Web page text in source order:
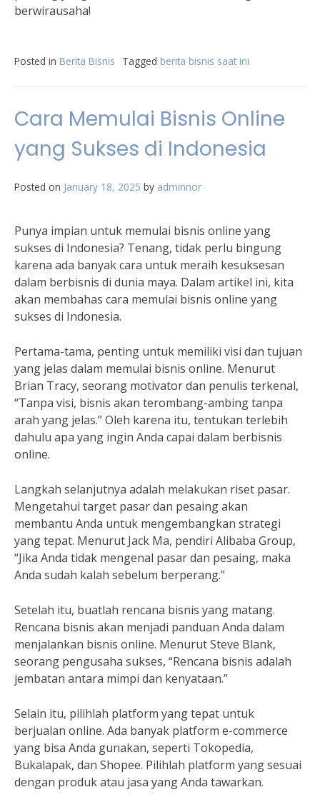
berwirausaha!
Posted in Berita Bisnis Tagged berita bisnis saat ini
Cara Memulai Bisnis Online
yang Sukses di Indonesia
Posted on January 18, 2025 by adminnor
Punya impian untuk memulai bisnis online yang
sukses di Indonesia? Tenang, tidak perlu bingung
karena ada banyak cara untuk meraih kesuksesan
dalam berbisnis di dunia maya. Dalam artikel ini, kita
akan membahas cara memulai bisnis online yang
sukses di Indonesia.
Pertama-tama, penting untuk memiliki visi dan tujuan
yang jelas dalam memulai bisnis online. Menurut
Brian Tracy, seorang motivator dan penulis terkenal,
“Tanpa visi, bisnis akan terombang-ambing tanpa
arah yang jelas.” Oleh karena itu, tentukan terlebih
dahulu apa yang ingin Anda capai dalam berbisnis
online.
Langkah selanjutnya adalah melakukan riset pasar.
Mengetahui target pasar dan pesaing akan
membantu Anda untuk mengembangkan strategi
yang tepat. Menurut Jack Ma, pendiri Alibaba Group,
“Jika Anda tidak mengenal pasar dan pesaing, maka
Anda sudah kalah sebelum berperang.”
Setelah itu, buatlah rencana bisnis yang matang.
Rencana bisnis akan menjadi panduan Anda dalam
menjalankan bisnis online. Menurut Steve Blank,
seorang pengusaha sukses, “Rencana bisnis adalah
jembatan antara mimpi dan kenyataan.”
Selain itu, pilihlah platform yang tepat untuk
berjualan online. Ada banyak platform e-commerce
yang bisa Anda gunakan, seperti Tokopedia,
Bukalapak, dan Shopee. Pilihlah platform yang sesuai
dengan produk atau jasa yang Anda tawarkan.